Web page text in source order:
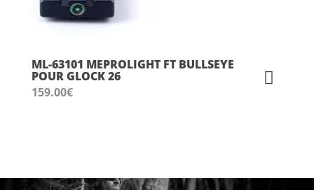
ML-63101 MEPROLIGHT FT BULLSEYE
POUR GLOCK 26
159.00€